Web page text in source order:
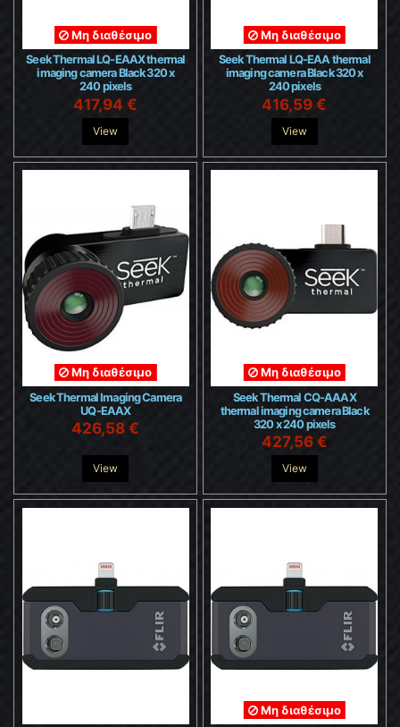
Μη διαθέσιμο
Seek Thermal LQ-EAAX thermal
imaging camera Black 320 x
240 pixels
417,94 €
View
Μη διαθέσιμο
Seek Thermal LQ-EAA thermal
imaging camera Black 320 x
240 pixels
416,59 €
View
Μη διαθέσιμο
Seek Thermal Imaging Camera
UQ-EAAX
426,58 €
View
Μη διαθέσιμο
Seek Thermal CQ-AAAX
thermal imaging camera Black
320 x 240 pixels
427,56 €
View
Μη διαθέσιμο